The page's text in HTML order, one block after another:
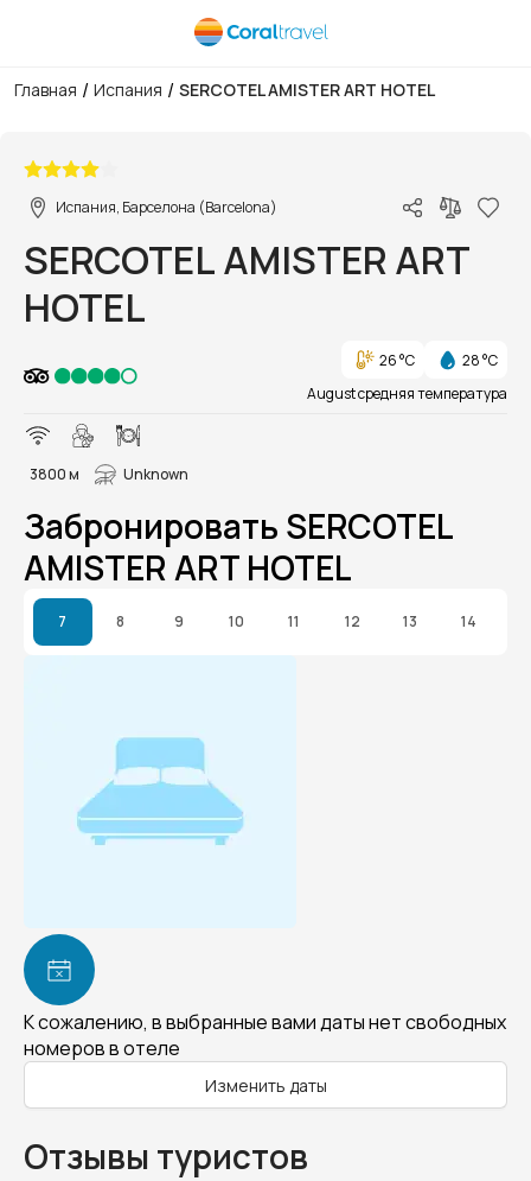
Главная / Испания / SERCOTEL AMISTER ART HOTEL
Испания, Барселона (Barcelona)
SERCOTEL AMISTER ART
HOTEL
26 °C
28 °C
August средняя температура
3800 м Unknown
Забронировать SERCOTEL
AMISTER ART HOTEL
7 8 9 10 11 12 13 14
К сожалению, в выбранные вами даты нет свободных
номеров в отеле
Изменить даты
Отзывы туристов